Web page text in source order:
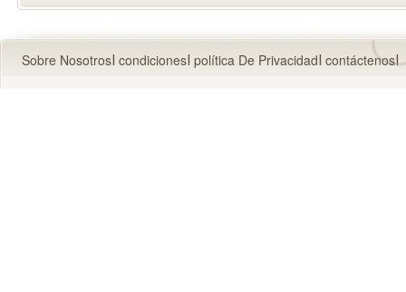
Sobre Nosotros condiciones política De Privacidad contáctenos